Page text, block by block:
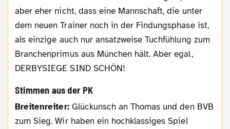
aber eher nicht, dass eine Mannschaft, die unter
dem neuen Trainer noch in der Findungsphase ist,
als einzige auch nur ansatzweise Tuchfühlung zum
Branchenprimus aus München hält. Aber egal,
DERBYSIEGE SIND SCHÖN!
Stimmen aus der PK
Breitenreiter:Glückunsch an Thomas und den BVB
zum Sieg. Wir haben ein hochklassiges Spiel